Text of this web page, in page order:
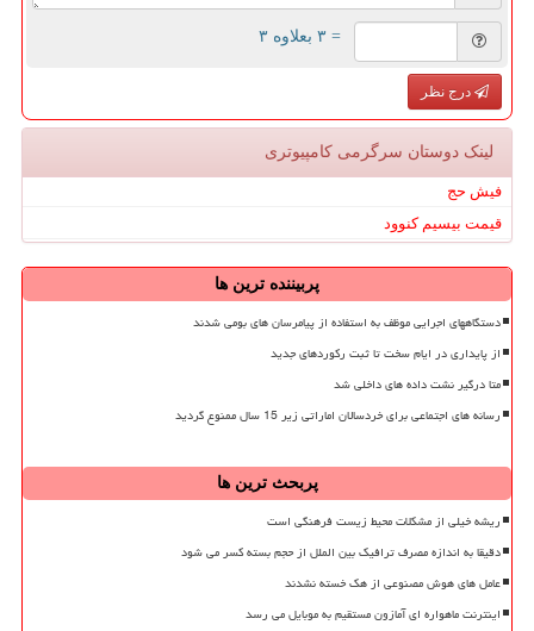
= ۳ بعلاوه ۳
درج نظر
لینک دوستان سرگرمی كامپیوتری
فیش حج
قیمت بیسیم کنوود
پربیننده ترین ها
دستگاههای اجرایی موظف به استفاده از پیامرسان های بومی شدند
از پایداری در ایام سخت تا ثبت رکوردهای جدید
متا درگیر نشت داده های داخلی شد
رسانه های اجتماعی برای خردسالان اماراتی زیر 15 سال ممنوع گردید
پربحث ترین ها
ریشه خیلی از مشکلات محیط زیست فرهنگی است
دقیقا به اندازه مصرف ترافیک بین الملل از حجم بسته کسر می شود
عامل های هوش مصنوعی از هک خسته نشدند
اینترنت ماهواره ای آمازون مستقیم به موبایل می رسد